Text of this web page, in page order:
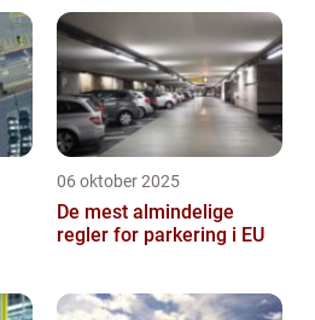
06 oktober 2025
De mest almindelige
regler for parkering i EU